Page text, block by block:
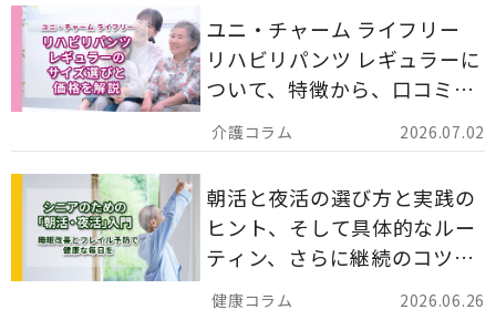
2026.07.02
ユニ・チャーム ライフリー
リハビリパンツ レギュラーに
ついて、特徴から、口コミ、
災害備蓄としての活用法まで
分かりやすく解説します。
2026.06.26
朝活と夜活の選び方と実践の
ヒント、そして具体的なルー
ティン、さらに継続のコツま
でを詳しくご紹介します。